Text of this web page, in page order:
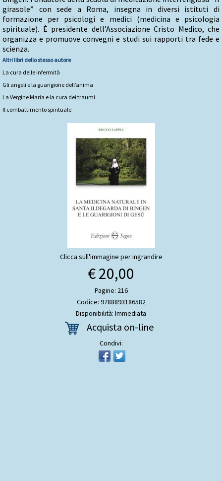
girasole” con sede a Roma, insegna in diversi istituti di
formazione per psicologi e medici (medicina e psicologia
spirituale). È presidente dell’Associazione Cristo Medico, che
organizza e promuove convegni e studi sui rapporti tra fede e
scienza.
Altri libri dello stesso autore
La cura delle infermità
Gli angeli e la guarigione dell’anima
La Vergine Maria e la cura dei traumi
Il combattimento spirituale
Clicca sull'immagine per ingrandire
€ 20,00
Pagine: 216
Codice: 9788893186582
Disponibilità: Immediata
Acquista on-line
Condivi: